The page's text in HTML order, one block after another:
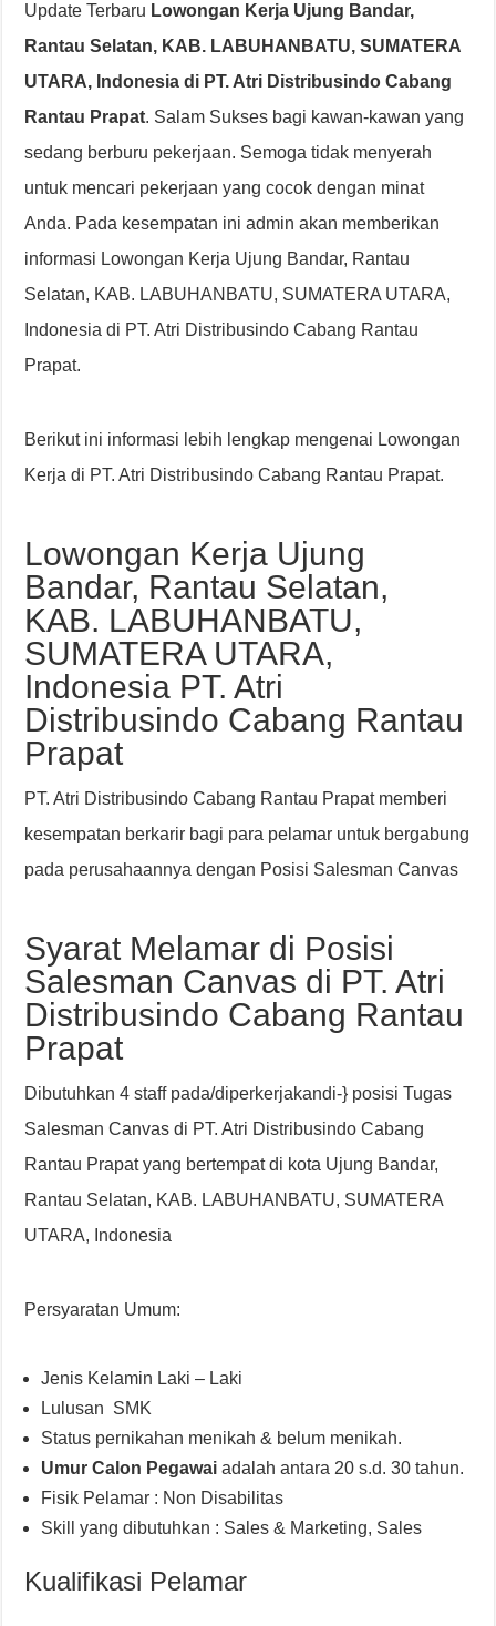
Update Terbaru Lowongan Kerja Ujung Bandar,
Rantau Selatan, KAB. LABUHANBATU, SUMATERA
UTARA, Indonesia di PT. Atri Distribusindo Cabang
Rantau Prapat. Salam Sukses bagi kawan-kawan yang
sedang berburu pekerjaan. Semoga tidak menyerah
untuk mencari pekerjaan yang cocok dengan minat
Anda. Pada kesempatan ini admin akan memberikan
informasi Lowongan Kerja Ujung Bandar, Rantau
Selatan, KAB. LABUHANBATU, SUMATERA UTARA,
Indonesia di PT. Atri Distribusindo Cabang Rantau
Prapat.
Berikut ini informasi lebih lengkap mengenai Lowongan
Kerja di PT. Atri Distribusindo Cabang Rantau Prapat.
Lowongan Kerja Ujung
Bandar, Rantau Selatan,
KAB. LABUHANBATU,
SUMATERA UTARA,
Indonesia PT. Atri
Distribusindo Cabang Rantau
Prapat
PT. Atri Distribusindo Cabang Rantau Prapat memberi
kesempatan berkarir bagi para pelamar untuk bergabung
pada perusahaannya dengan Posisi Salesman Canvas
Syarat Melamar di Posisi
Salesman Canvas di PT. Atri
Distribusindo Cabang Rantau
Prapat
Dibutuhkan 4 staff pada/diperkerjakandi-} posisi Tugas
Salesman Canvas di PT. Atri Distribusindo Cabang
Rantau Prapat yang bertempat di kota Ujung Bandar,
Rantau Selatan, KAB. LABUHANBATU, SUMATERA
UTARA, Indonesia
Persyaratan Umum:
Jenis Kelamin Laki – Laki
Lulusan SMK
Status pernikahan menikah & belum menikah.
Umur Calon Pegawaiadalah antara 20 s.d. 30 tahun.
Fisik Pelamar : Non Disabilitas
Skill yang dibutuhkan : Sales & Marketing, Sales
Kualifikasi Pelamar